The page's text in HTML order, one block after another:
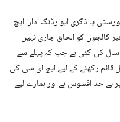
یا ڈگری ایوارڈنگ ادارا ایچ
کو الحاق جاری نہیں
سال کی گئی ہے جب کہ پہلے سے
قائم رکھنے کے لیے ایچ ای سی کی
بے حد افسوس ہے اور ہمارے لیے